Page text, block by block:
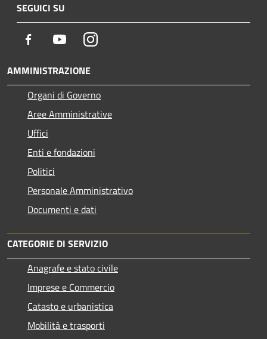
SEGUICI SU
Facebook YoutubeInstagram
AMMINISTRAZIONE
Organi di Governo
Aree Amministrative
Uffici
Enti e fondazioni
Politici
Personale Amministrativo
Documenti e dati
CATEGORIE DI SERVIZIO
Anagrafe e stato civile
Imprese e Commercio
Catasto e urbanistica
Mobilità e trasporti